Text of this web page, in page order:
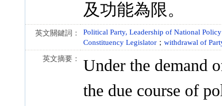
及功能為限。
英文關鍵詞： Political Party, Leadership of National Policy
Constituency Legislator ； withdrawal of
英文摘要：
Under the demand
the due course of